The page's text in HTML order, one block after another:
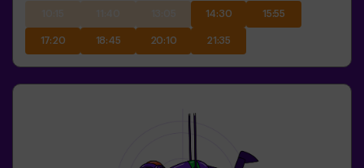
14:30 15:55
17:20 18:45 20:10 21:35